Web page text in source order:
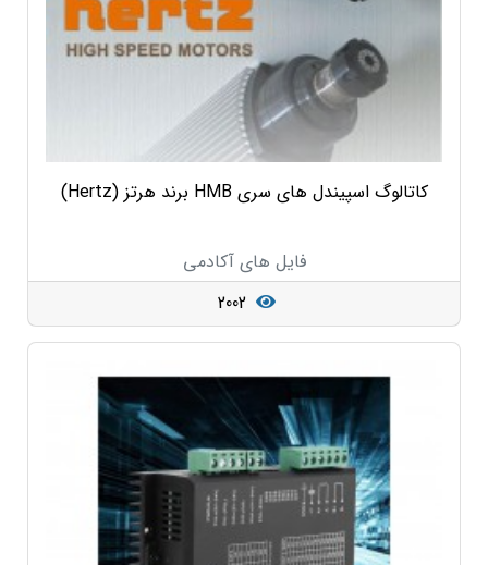
کاتالوگ اسپیندل های سری HMB برند هرتز (Hertz)
فایل های آکادمی
2002